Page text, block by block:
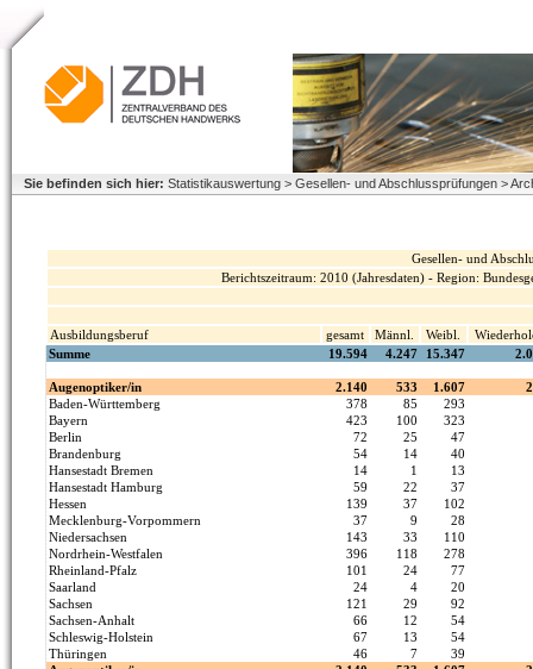
Sie befinden sich hier: Statistikauswertung > Gesellen- und Abschlussprüfungen >